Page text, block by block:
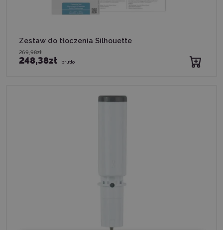
Zestaw do tłoczenia Silhouette
269,98zł
248,38zł brutto